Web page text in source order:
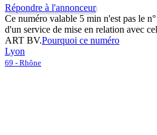
Répondre à l'annonceur
Ce numéro valable 5 min n'est pas le
d'un service de mise en relation avec
ART BV.Pourquoi ce numéro
Lyon
69 - Rhône